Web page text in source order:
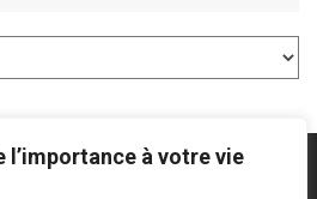
l’importance à votre vie